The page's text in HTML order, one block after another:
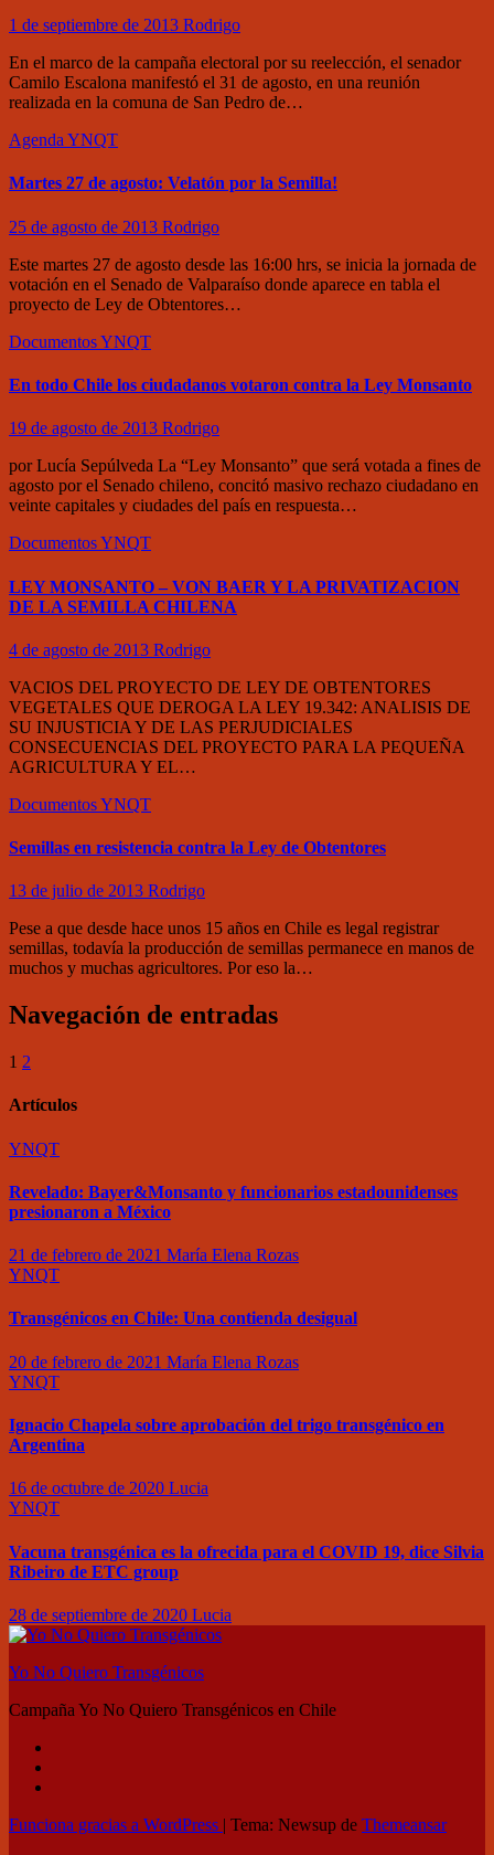
1 de septiembre de 2013 Rodrigo
En el marco de la campaña electoral por su reelección, el senador
Camilo Escalona manifestó el 31 de agosto, en una reunión
realizada en la comuna de San Pedro de…
Agenda YNQT
Martes 27 de agosto: Velatón por la Semilla!
25 de agosto de 2013 Rodrigo
Este martes 27 de agosto desde las 16:00 hrs, se inicia la jornada de
votación en el Senado de Valparaíso donde aparece en tabla el
proyecto de Ley de Obtentores…
DocumentosYNQT
En todo Chile los ciudadanos votaron contra la Ley Monsanto
19 de agosto de 2013 Rodrigo
por Lucía Sepúlveda La “Ley Monsanto” que será votada a fines de
agosto por el Senado chileno, concitó masivo rechazo ciudadano en
veinte capitales y ciudades del país en respuesta…
DocumentosYNQT
LEY MONSANTO – VON BAER Y LA PRIVATIZACION
DE LA SEMILLA CHILENA
4 de agosto de 2013 Rodrigo
VACIOS DEL PROYECTO DE LEY DE OBTENTORES
VEGETALES QUE DEROGA LA LEY 19.342: ANALISIS DE
SU INJUSTICIA Y DE LAS PERJUDICIALES
CONSECUENCIAS DEL PROYECTO PARA LA PEQUEÑA
AGRICULTURA Y EL…
DocumentosYNQT
Semillas en resistencia contra la Ley de Obtentores
13 de julio de 2013 Rodrigo
Pese a que desde hace unos 15 años en Chile es legal registrar
semillas, todavía la producción de semillas permanece en manos de
muchos y muchas agricultores. Por eso la…
Navegación de entradas
1 2
Artículos
YNQT
Revelado: Bayer&Monsanto y funcionarios estadounidenses
presionaron a México
21 de febrero de 2021 María Elena Rozas
YNQT
Transgénicos en Chile: Una contienda desigual
20 de febrero de 2021 María Elena Rozas
YNQT
Ignacio Chapela sobre aprobación del trigo transgénico en
Argentina
16 de octubre de 2020 Lucia
YNQT
Vacuna transgénica es la ofrecida para el COVID 19, dice Silvia
Ribeiro de ETC group
28 de septiembre de 2020 Lucia
Yo No Quiero Transgénicos
Campaña Yo No Quiero Transgénicos en Chile
Funciona gracias a WordPress | Tema: Newsup de Themeansar